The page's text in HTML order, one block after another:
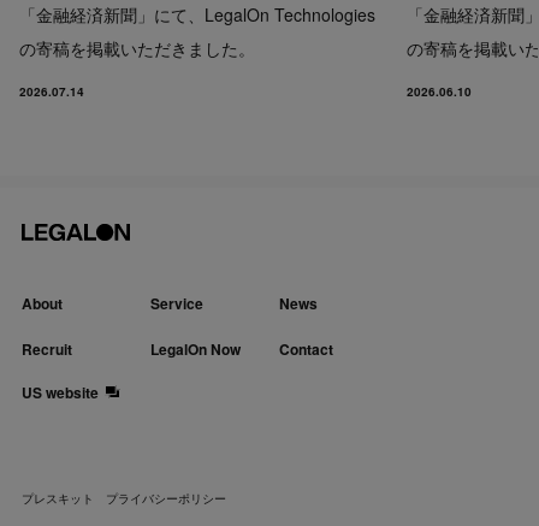
「金融経済新聞」にて、LegalOn Technologies
の寄稿を掲載いただきました。
2026.07.14
「金融経済新聞
の寄稿を掲載い
2026.06.10
About Service News
Recruit LegalOn Now
Contact
US website
プレスキット プライバシーポリシー